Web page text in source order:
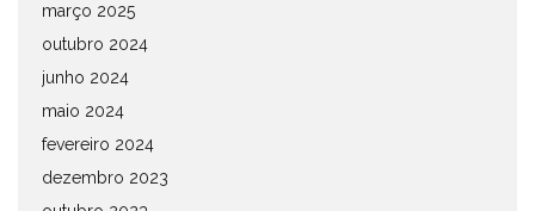
março 2025
outubro 2024
junho 2024
maio 2024
fevereiro 2024
dezembro 2023